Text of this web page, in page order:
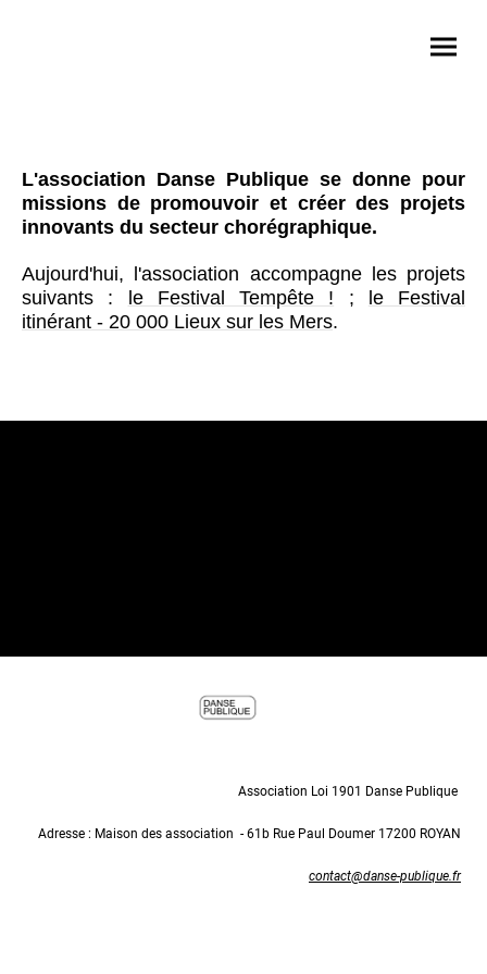
L'association Danse Publique se donne pour
missions de promouvoir et créer des projets
innovants du secteur chorégraphique.
Aujourd'hui, l'association accompagne les projets
suivants :
le Festival Tempête ! ;
le Festival
itinérant - 20 000 Lieux sur les Mers.
Association Loi 1901 Danse Publique
Adresse : Maison des association - 61b Rue Paul Doumer 17200 ROYAN
contact@danse-publique.fr